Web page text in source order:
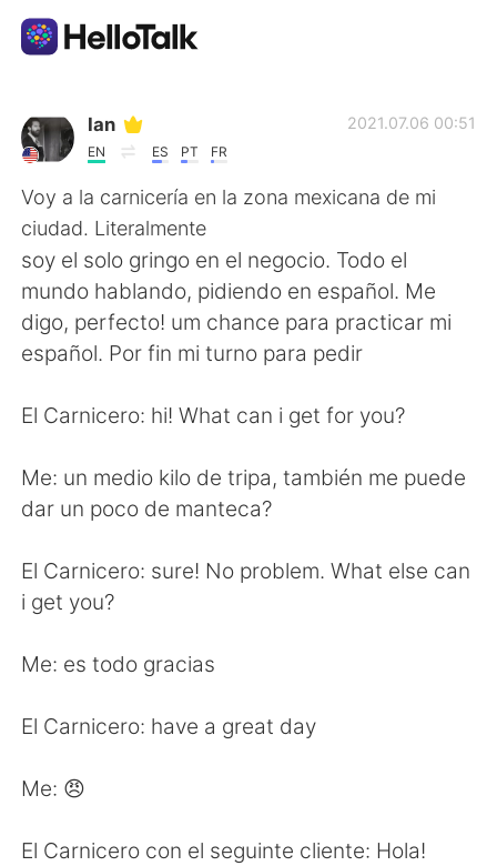
English
简体中文 繁體中文
日本語 한국어
Русский ไทย
Indonesia
Türkçe Tiếng Việt
Português
Ian
EN ES PT FR
2021.07.06 00:51
Voy a la carnicería en la zona mexicana de mi
ciudad. Literalmente
soy el solo gringo en el negocio. Todo el
mundo hablando, pidiendo en español. Me
digo, perfecto! um chance para practicar mi
español. Por fin mi turno para pedir
El Carnicero: hi! What can i get for you?
Me: un medio kilo de tripa, también me puede
dar un poco de manteca?
El Carnicero: sure! No problem. What else can
i get you?
Me: es todo gracias
El Carnicero: have a great day
Me: 😠
El Carnicero con el seguinte cliente: Hola!